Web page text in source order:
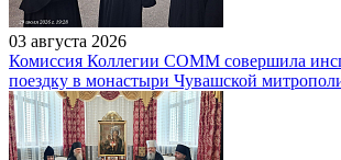
03 августа 2026
Комиссия Коллегии СОММ совершила
поездку в монастыри Чувашской